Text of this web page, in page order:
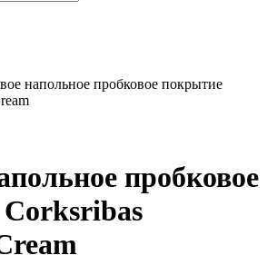
напольное пробковое покрытие
пробковое